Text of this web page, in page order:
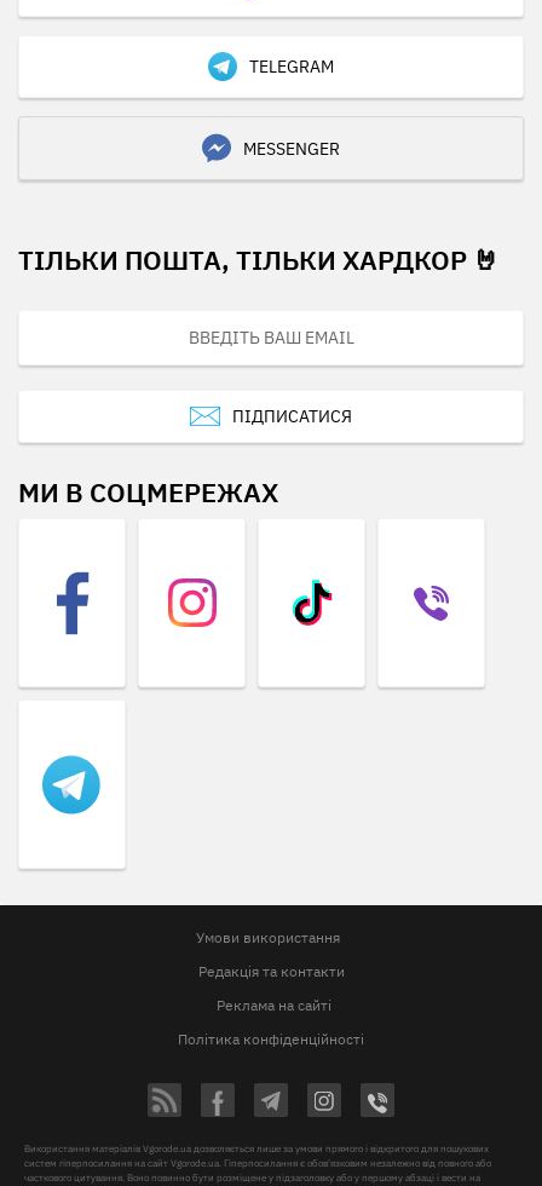
TELEGRAM
MESSENGER
ТІЛЬКИ ПОШТА, ТІЛЬКИ ХАРДКОР 🤘
ПІДПИСАТИСЯ
МИ В СОЦМЕРЕЖАХ
Умови використання
Редакція та контакти
Реклама на сайті
Політика конфіденційності
Використання матеріалів Vgorode.ua дозволяється лише за умови прямого і відкритого для пошукових
систем гіперпосилання на сайт Vgorode.ua. Гіперпосилання є обов'язковим незалежно від повного або
часткового цитування. Воно повинно бути розміщене у підзаголовку або у першому абзаці і вести на